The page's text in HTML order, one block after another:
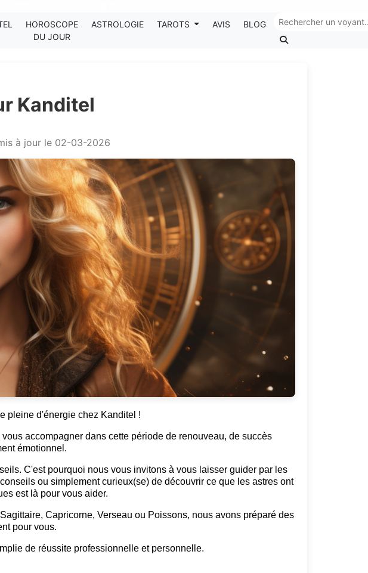
HOROSCOPE
DU JOUR
ASTROLOGIE TAROTS AVIS BLOG
Kanditel
à jour le 02-03-2026
pleine d'énergie chez Kanditel !
accompagner dans cette période de renouveau, de succès
émotionnel.
C'est pourquoi nous vous invitons à vous laisser guider par les
ou simplement curieux(se) de découvrir ce que les astres ont
est là pour vous aider.
Capricorne, Verseau ou Poissons, nous avons préparé des
pour vous.
de réussite professionnelle et personnelle.